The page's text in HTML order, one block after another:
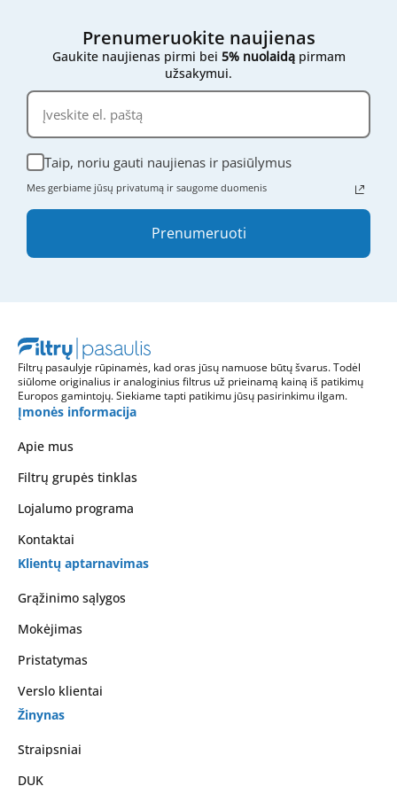
mielai padėsime rasti tinkamą variantą.
Prenumeruokite naujienas
Gaukite naujienas pirmi bei 5% nuolaidąpirmam
užsakymui.
Taip, noriu gauti naujienas ir pasiūlymus
Mes gerbiame jūsų privatumą ir saugome duomenis
Prenumeruoti
Filtrų pasaulyje rūpinamės, kad oras jūsų namuose būtų švarus. Todėl
siūlome originalius ir analoginius filtrus už prieinamą kainą iš patikimų
Europos gamintojų. Siekiame tapti patikimu jūsų pasirinkimu ilgam.
Įmonės informacija
Apie mus
Filtrų grupės tinklas
Lojalumo programa
Kontaktai
Klientų aptarnavimas
Grąžinimo sąlygos
Mokėjimas
Pristatymas
Verslo klientai
Žinynas
Straipsniai
DUK